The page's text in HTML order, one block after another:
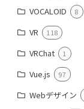
VOCALOID 8
VR 118
VRChat 1
Vue.js 97
Webデザイン